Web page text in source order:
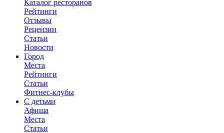
Каталог ресторанов
Рейтинги
Отзывы
Рецензии
Статьи
Новости
Город
Места
Рейтинги
Статьи
Фитнес-клубы
С детьми
Афиша
Места
Статьи